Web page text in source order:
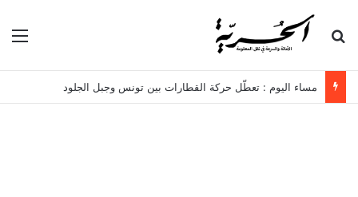
بحث عن
مساء اليوم : تعطّل حركة القطارات بين تونس وجبل الجلود